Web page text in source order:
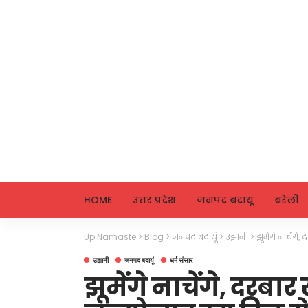
HOME उत्तर प्रदेश जनपद बदायूं बरेली
Up Namaste > Blog > जनपद बदायूं> उझानी> झूमेंगे नाचेंगे,
उझानी जनपद बदायूं धर्म संसार
झूमेंगे नाचेंगे, दरबार